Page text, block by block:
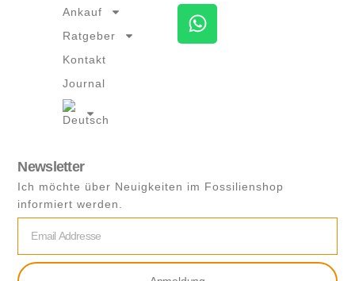
Ankauf
Ratgeber
Kontakt
Journal
W
h
Newsletter
Ich möchte über Neuigkeiten im Fossilienshop
informiert werden.